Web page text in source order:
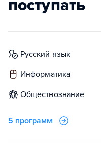
поступать
русский язык
информатика
обществознание
5 программ